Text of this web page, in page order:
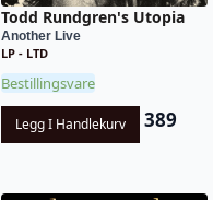
Todd Rundgren's Utopia
Another Live
LP - LTD
Bestillingsvare
Legg I Handlekurv 389